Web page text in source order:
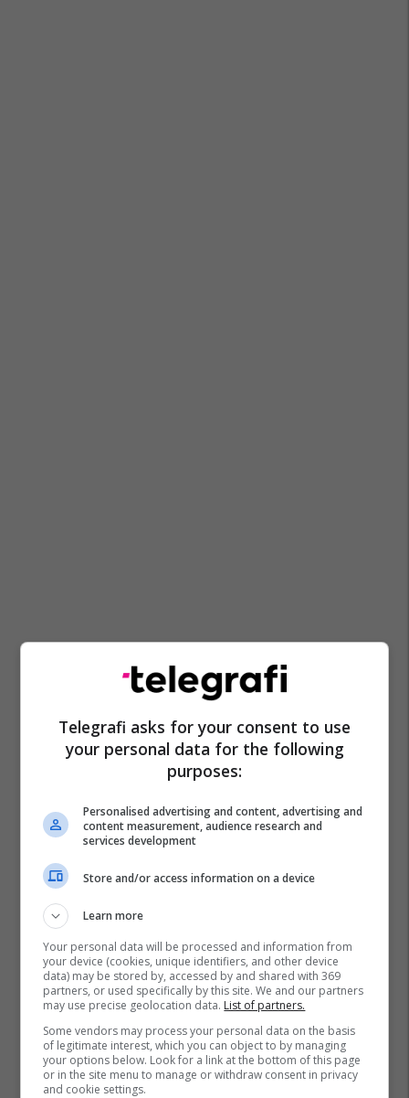
Neymar Jr
Kampionati Botëror 2026
Përfaqësuesja E Brazilit
Telegrafi asks for your consent to use
your personal data for the following
purposes:
Personalised advertising and content, advertising and
content measurement, audience research and
services development
Store and/or access information on a device
Learn more
Your personal data will be processed and information from
your device (cookies, unique identifiers, and other device
data) may be stored by, accessed by and shared with 369
partners, or used specifically by this site. We and our partners
may use precise geolocation data. List of partners.
Some vendors may process your personal data on the basis
of legitimate interest, which you can object to by managing
your options below. Look for a link at the bottom of this page
or in the site menu to manage or withdraw consent in privacy
and cookie settings.